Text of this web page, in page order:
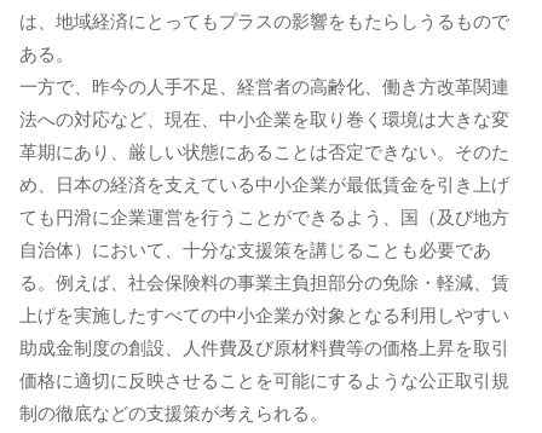
は、地域経済にとってもプラスの影響をもたらしうるもので
ある。
一方で、昨今の人手不足、経営者の高齢化、働き方改革関連
法への対応など、現在、中小企業を取り巻く環境は大きな変
革期にあり、厳しい状態にあることは否定できない。そのた
め、日本の経済を支えている中小企業が最低賃金を引き上げ
ても円滑に企業運営を行うことができるよう、国（及び地方
自治体）において、十分な支援策を講じることも必要であ
る。例えば、社会保険料の事業主負担部分の免除・軽減、賃
上げを実施したすべての中小企業が対象となる利用しやすい
助成金制度の創設、人件費及び原材料費等の価格上昇を取引
価格に適切に反映させることを可能にするような公正取引規
制の徹底などの支援策が考えられる。